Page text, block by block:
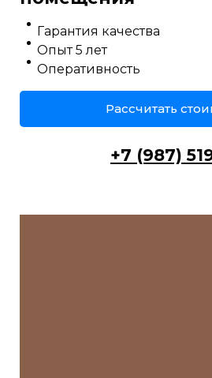
Гарантия качества
Опыт 5 лет
Оперативность
Рассчитать
+7 (987)